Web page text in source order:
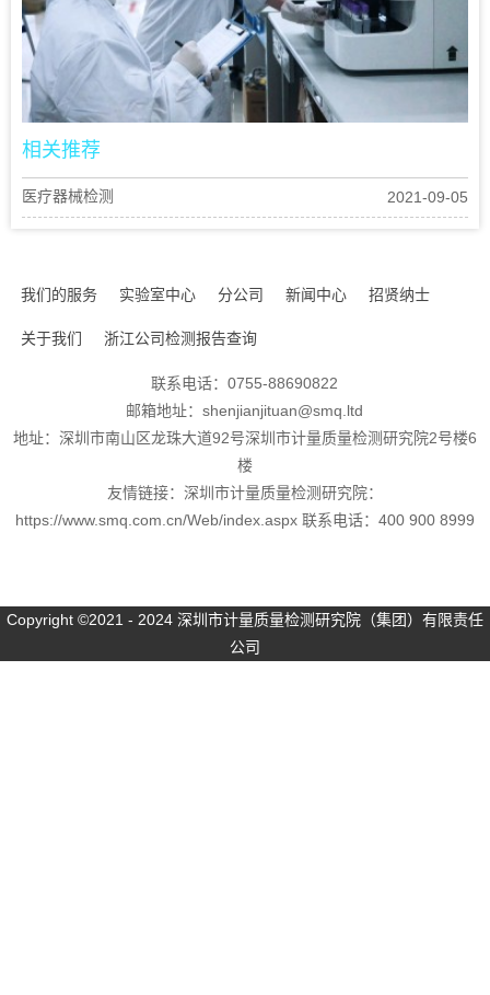
相关推荐
医疗器械检测 2021-09-05
我们的服务 实验室中心 分公司 新闻中心 招贤纳士
关于我们 浙江公司检测报告查询
联系电话：0755-88690822
邮箱地址：shenjianjituan@smq.ltd
地址：深圳市南山区龙珠大道92号深圳市计量质量检测研究院2号楼6
楼
友情链接：深圳市计量质量检测研究院：
https://www.smq.com.cn/Web/index.aspx 联系电话：400 900 8999
Copyright ©2021 - 2024 深圳市计量质量检测研究院（集团）有限责任
公司